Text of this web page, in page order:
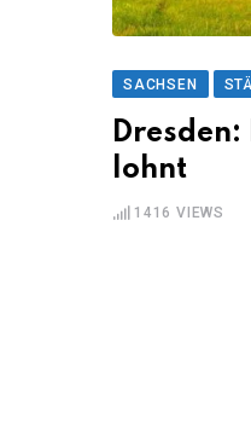
SACHSEN
lohnt
1416 VIEWS